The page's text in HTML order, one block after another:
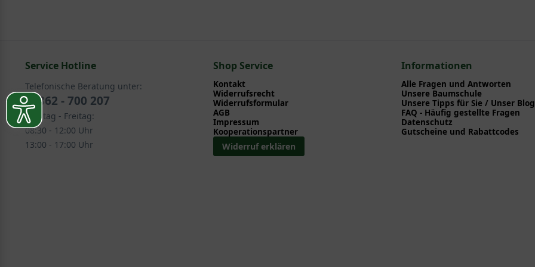
Kletterpflanzen > Waldrebe - Clematis > Wildarten > Bergwaldrebe - Clematis montana
Service Hotline
Telefonische Beratung unter:
02862 - 700 207
Montag - Freitag:
08:30 - 12:00 Uhr
13:00 - 17:00 Uhr
Shop Service
Kontakt
Widerrufsrecht
Widerrufsformular
AGB
Impressum
Kooperationspartner
Widerruf erklären
Informationen
Alle Fragen und Antworten
Unsere Baumschule
Unsere Tipps für Sie / Unser Blog
FAQ - Häufig gestellte Fragen
Datenschutz
Gutscheine und Rabattcodes